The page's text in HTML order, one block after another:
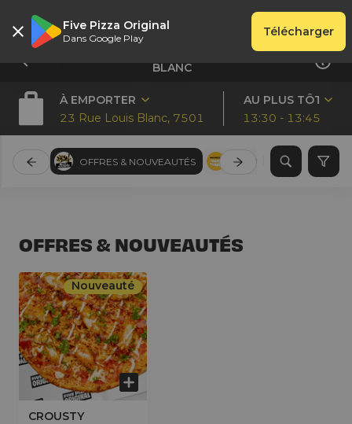
Five Pizza Original
Dans Google Play
Télécharger
FIVE PIZZA ORIGINAL - PARIS 10 - LOUIS
BLANC
À EMPORTER
23 Rue Louis Blanc, 75010, Paris
AU PLUS TÔT
13:30 - 13:45
OFFRES & NOUVEAUTÉS PIZZAS SAUCE TOMATE
OFFRES & NOUVEAUTÉS
CROUSTY
Nouveauté